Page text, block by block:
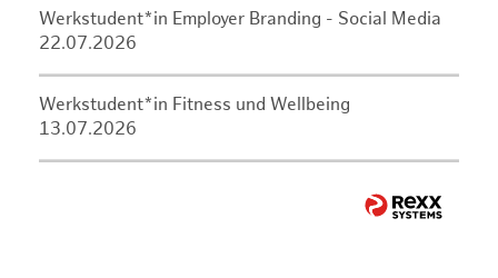
Werkstudent*in Employer Branding - Social Media
22.07.2026
Werkstudent*in Fitness und Wellbeing
13.07.2026